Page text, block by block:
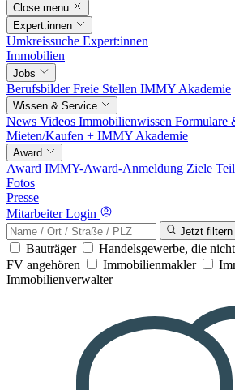
Close menu
Expert:innen
Umkreissuche Expert:innen
Immobilien
Jobs
BerufsbilderFreie Stellen IMMY Akademie
Wissen & Service
News Videos Immobilienwissen Formulare
Mieten/Kaufen + IMMY Akademie
Award
Award IMMY-Award-Anmeldung Ziele
Fotos
Presse
Mitarbeiter Login
Jetzt filtern
Bauträger
Handelsgewerbe, die
FV angehören
Immobilienmakler
Immobilienverwalter